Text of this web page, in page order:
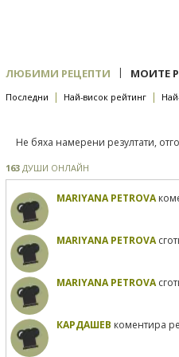
ЛЮБИМИ РЕЦЕПТИ | МОИТЕ
Последни | Най-висок рейтинг |
Не бяха намерени резултати,
163 ДУШИ ОНЛАЙН
MARIYANA PETROVA
MARIYANA PETROVA
MARIYANA PETROVA
КАРДАШЕВ коментира